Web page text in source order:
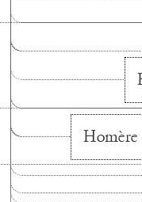
Homère